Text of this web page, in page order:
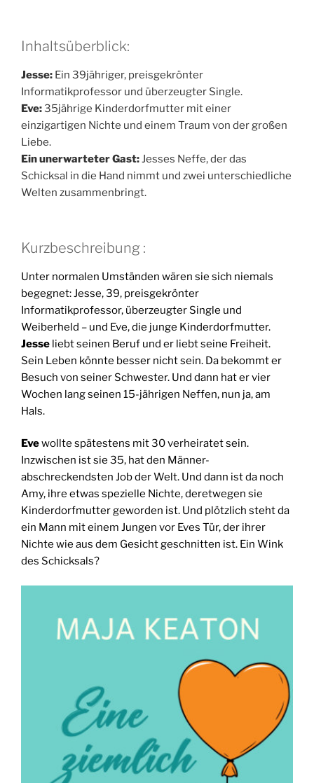
Inhaltsüberblick:
Jesse: Ein 39jähriger, preisgekrönter
Informatikprofessor und überzeugter Single.
Eve:35jährige Kinderdorfmutter mit einer
einzigartigen Nichte und einem Traum von der großen
Liebe.
Ein unerwarteter Gast:Jesses Neffe, der das
Schicksal in die Hand nimmt und zwei unterschiedliche
Welten zusammenbringt.
Kurzbeschreibung :
Unter normalen Umständen wären sie sich niemals
begegnet: Jesse, 39, preisgekrönter
Informatikprofessor, überzeugter Single und
Weiberheld – und Eve, die junge Kinderdorfmutter.
Jesse liebt seinen Beruf und er liebt seine Freiheit.
Sein Leben könnte besser nicht sein. Da bekommt er
Besuch von seiner Schwester. Und dann hat er vier
Wochen lang seinen 15-jährigen Neffen, nun ja, am
Hals.
Evewollte spätestens mit 30 verheiratet sein.
Inzwischen ist sie 35, hat den Männer-
abschreckendsten Job der Welt. Und dann ist da noch
Amy, ihre etwas spezielle Nichte, deretwegen sie
Kinderdorfmutter geworden ist. Und plötzlich steht da
ein Mann mit einem Jungen vor Eves Tür, der ihrer
Nichte wie aus dem Gesicht geschnitten ist. Ein Wink
des Schicksals?